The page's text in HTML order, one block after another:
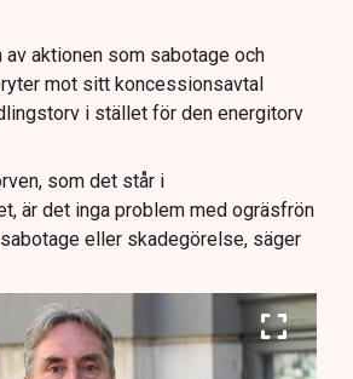
av aktionen som sabotage och
mot sitt koncessionsavtal
i stället för den energitorv
som det står i
är det inga problem med ogräsfrön
eller skadegörelse, säger